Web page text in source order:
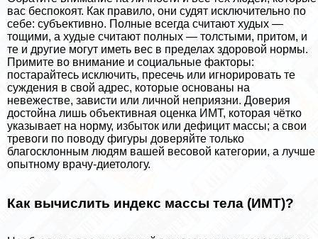
вас беспокоят. Как правило, они судят исключительно по
себе: субъективно. Полные всегда считают худых —
тощими, а худые считают полных — толстыми, притом, и
те и другие могут иметь вес в пределах здоровой нормы.
Примите во внимание и социальные факторы:
постарайтесь исключить, пресечь или игнорировать те
суждения в свой адрес, которые основаны на
невежестве, зависти или личной неприязни. Доверия
достойна лишь объективная оценка ИМТ, которая чётко
указывает на норму, избыток или дефицит массы; а свои
тревоги по поводу фигуры доверяйте только
благосклонным людям вашей весовой категории, а лучше
опытному врачу-диетологу.
Как вычислить индекс массы тела (ИМТ)?